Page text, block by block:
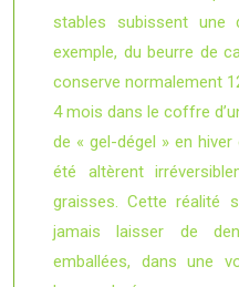
stables subissent une
exemple, du beurre de
conserve normalement
4 mois dans le coffre
de « gel-dégel » en
été altèrent
graisses. Cette réalité
jamais laisser de
emballées, dans une